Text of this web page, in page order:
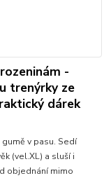
-
trenýrky ze
dárek
v pasu. Sedí
(vel.XL) a sluší i
objednání mimo